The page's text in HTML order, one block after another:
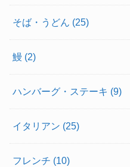
そば・うどん (25)
鰻 (2)
ハンバーグ・ステーキ (9)
イタリアン (25)
フレンチ (10)